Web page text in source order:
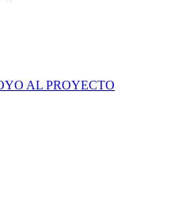
AL PROYECTO